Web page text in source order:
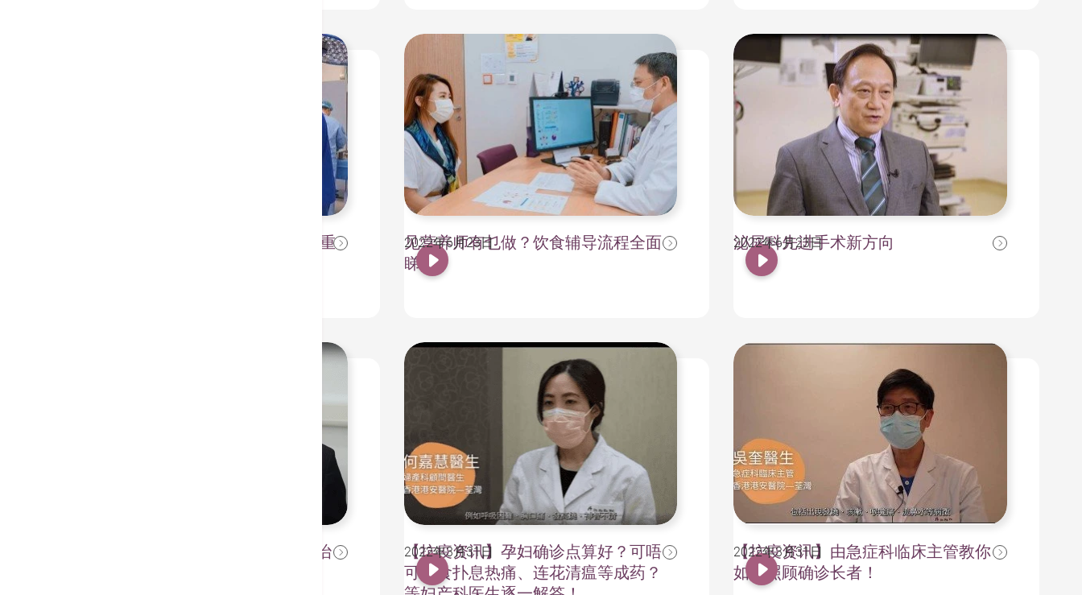
冲撞性运动易令十字韧带断裂 直击重
见营养师有乜做？饮食辅导流程全面
睇
2022年6月23日 泌尿科先进手术新方向
2022年6月23日
【專業服務】全新肝膽胰臟檢查及治
【抗疫资讯】孕妇确诊点算好？可唔
可以食扑息热痛、连花清瘟等成药？
2022年3月31日
【抗疫资讯】由急症科临床主管教你
如何照顾确诊长者！
2022年3月31日